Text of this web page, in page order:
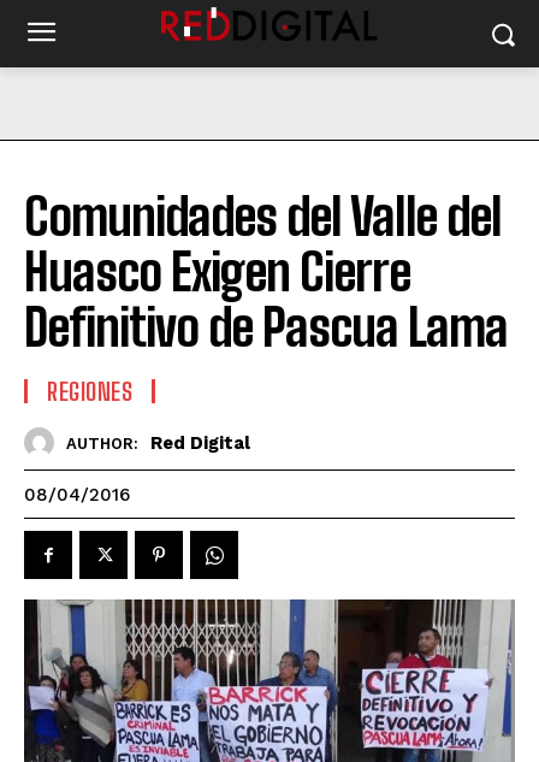
Comunidades del Valle del
Huasco Exigen Cierre
Definitivo de Pascua Lama
REGIONES
AUTHOR: Red Digital
08/04/2016